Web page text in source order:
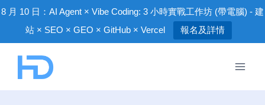
8 月 10 日：AI Agent × Vibe Coding: 3 小時實戰工作坊 (帶電腦) - 建
站 × SEO × GEO × GitHub × Vercel
報名及詳情
content